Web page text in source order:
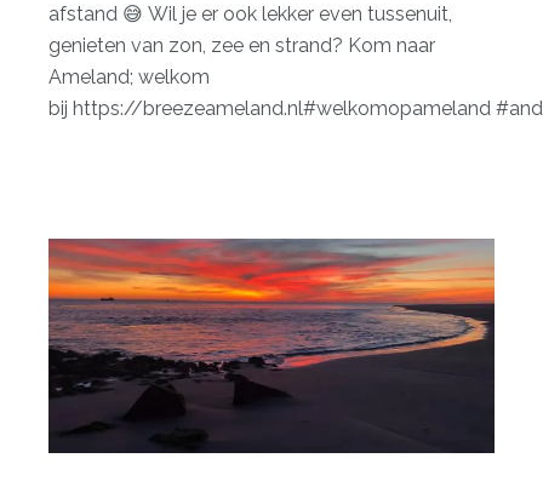
afstand 😅 Wil je er ook lekker even tussenuit,
genieten van zon, zee en strand? Kom naar
Ameland; welkom
bij https://breezeameland.nl#welkomopameland